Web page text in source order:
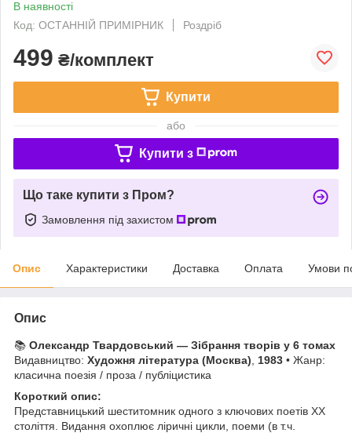
В наявності
Код: ОСТАННІЙ ПРИМІРНИК
Роздріб
499 ₴/комплект
Купити
або
Купити з
Що таке купити з Пром?
Замовлення під захистом
Опис Характеристики Доставка Оплата Умови
Опис
📚 Олександр Твардовський — Зібрання творів у 6 томах
Видавництво: Художня література (Москва) 1983 • Жанр:
класична поезія / проза / публіцистика
Короткий опис:
Представницький шеститомник одного з ключових поетів ХХ
століття. Видання охоплює ліричні цикли, поеми (в т.ч.